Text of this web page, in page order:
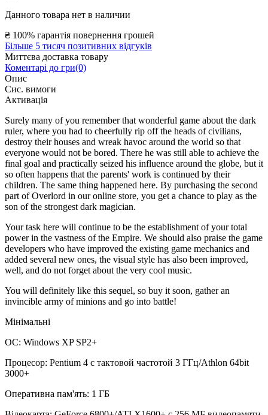
Данного товара нет в наличии
₴ 100% гарантія повернення грошей
Більше 5 тисяч позитивних відгуків
Миттєва доставка товару
Коментарі до гри(0)
Опис
Сис. вимоги
Активація
Surely many of you remember that wonderful game about the dark
ruler, where you had to cheerfully rip off the heads of civilians,
destroy their houses and wreak havoc around the world so that
everyone would not be bored. There he was still able to achieve the
final goal and practically seized his influence around the globe, but it
so often happens that the parents' work is continued by their
children. The same thing happened here. By purchasing the second
part of Overlord in our online store, you get a chance to play as the
son of the strongest dark magician.
Your task here will continue to be the establishment of your total
power in the vastness of the Empire. We should also praise the game
developers who have improved the existing game mechanics and
added several new ones, the visual style has also been improved,
well, and do not forget about the very cool music.
You will definitely like this sequel, so buy it soon, gather an
invincible army of minions and go into battle!
Мінімальні
ОС: Windows XP SP2+
Процесор: Pentium 4 с тактовой частотой 3 ГГц/Athlon 64bit
3000+
Оперативна пам'ять: 1 ГБ